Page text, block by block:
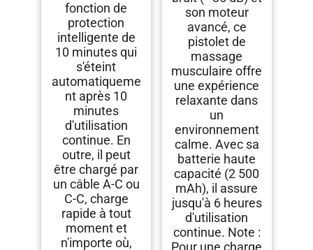
fonction de
protection
intelligente de
10 minutes qui
s'éteint
automatiqueme
nt après 10
minutes
d'utilisation
continue. En
outre, il peut
être chargé par
un câble A-C ou
C-C, charge
rapide à tout
moment et
n'importe où,
son moteur
avancé, ce
pistolet de
massage
musculaire offre
une expérience
relaxante dans
un
environnement
calme. Avec sa
batterie haute
capacité (2 500
mAh), il assure
jusqu'à 6 heures
d'utilisation
continue. Note :
Pour une charge